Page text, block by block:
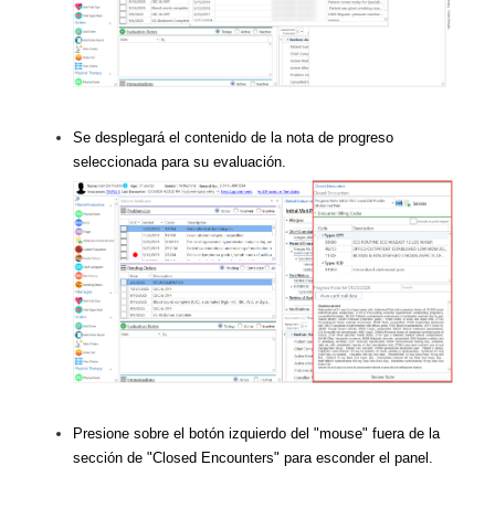
Se desplegará el contenido de la nota de progreso
seleccionada para su evaluación.
Presione sobre el botón izquierdo del "mouse" fuera de la
sección de "Closed Encounters" para esconder el panel.